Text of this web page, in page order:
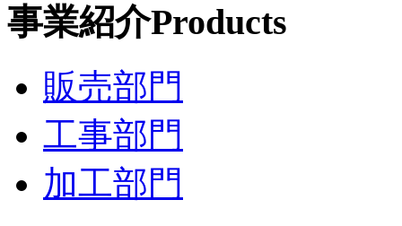
事業紹介Products
販売部門
工事部門
加工部門